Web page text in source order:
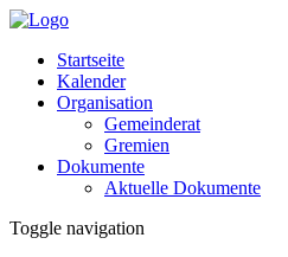
Startseite
Kalender
Organisation
Gemeinderat
Gremien
Dokumente
Aktuelle Dokumente
Toggle navigation